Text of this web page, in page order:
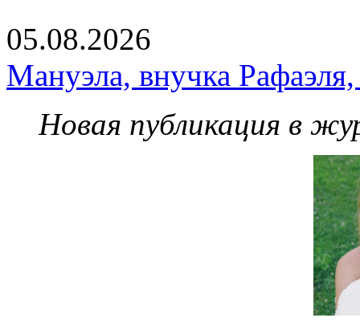
05.08.2026
Мануэла, внучка
Новая публикация в